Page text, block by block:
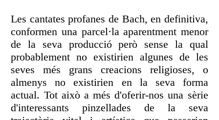
Les cantates profanes de Bach, en definitiva,
conformen una parcel·la aparentment menor
de la seva producció però sense la qual
probablement no existirien algunes de les
seves més grans creacions religioses, o
almenys no existirien en la seva forma
actual. Tot això a més d'oferir-nos una sèrie
d'interessants pinzellades de la seva